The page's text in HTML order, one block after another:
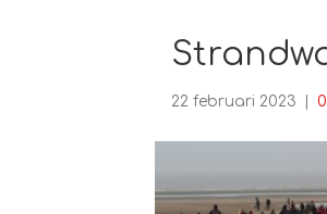
22 februari 2023 0